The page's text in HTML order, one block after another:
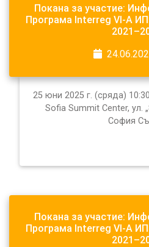
Покана за участие:
Програма Interreg VI-A
25 юни 2025 г. (сряда)
Sofia Summit Center, ул.
София
Покана за участие:
Програма Interreg VI-A